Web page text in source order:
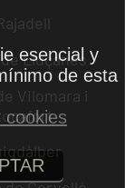
Lluçanès
Vilomara i
esencial y
de esta
cookies